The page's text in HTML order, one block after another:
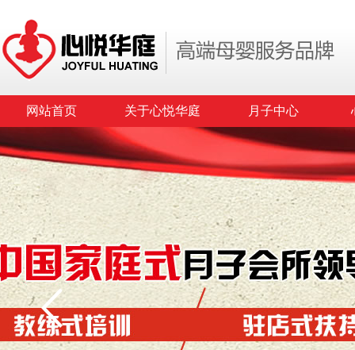
网站首页 关于心悦华庭 月子中心